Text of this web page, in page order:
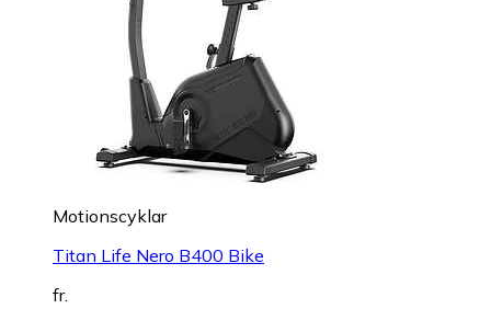
Motionscyklar
Titan Life Nero B400 Bike
fr.